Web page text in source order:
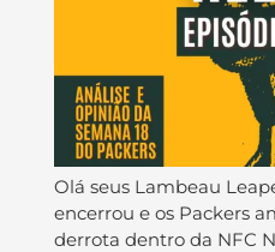
Olá seus Lambeau
encerrou e os Packers
derrota dentro da NFC